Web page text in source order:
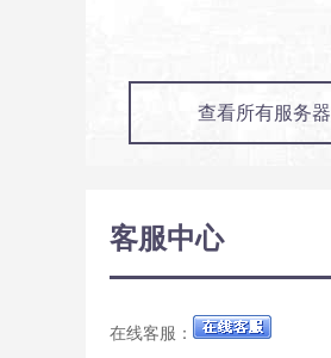
查看所有服务器
客服中心
在线客服：